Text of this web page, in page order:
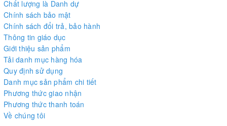
Chất lượng là Danh dự
Chính sách bảo mật
Chính sách đổi trả, bảo hành
Thông tin giáo dục
Giới thiệu sản phẩm
Tải danh mục hàng hóa
Quy định sử dụng
Danh mục sản phẩm chi tiết
Phương thức giao nhận
Phương thức thanh toán
Về chúng tôi